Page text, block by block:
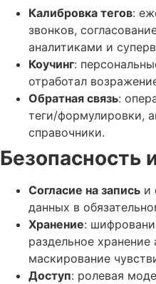
Калибровка тегов:
звонков,
аналитиками и
Коучинг:
отработал
Обратная связь:
теги/формулировки,
справочники.
Безопасность
Согласие на запись и
данных в
Хранение:
раздельное
маскирование
Доступ: ролевая